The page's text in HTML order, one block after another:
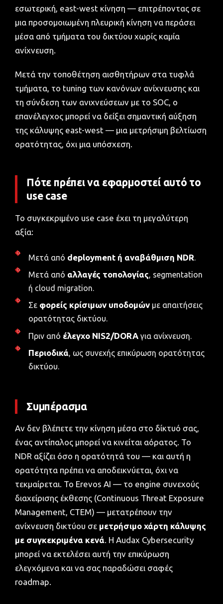
εσωτερική, east-west κίνηση — επιτρέποντας σε
μια προσομοιωμένη πλευρική κίνηση να περάσει
μέσα από τμήματα του δικτύου χωρίς καμία
ανίχνευση.
Μετά την τοποθέτηση αισθητήρων στα τυφλά
τμήματα, το tuning των κανόνων ανίχνευσης και
τη σύνδεση των ανιχνεύσεων με το SOC, ο
επανέλεγχος μπορεί να δείξει σημαντική αύξηση
της κάλυψης east-west — μια μετρήσιμη βελτίωση
ορατότητας, όχι μια υπόσχεση.
Πότε πρέπει να εφαρμοστεί αυτό το
use case
Το συγκεκριμένο use case έχει τη μεγαλύτερη
αξία:
Μετά από deployment ή αναβάθμιση NDR.
Μετά από αλλαγές τοπολογίας, segmentation
ή cloud migration.
Σε φορείς κρίσιμων υποδομών με απαιτήσεις
ορατότητας δικτύου.
Πριν από έλεγχο NIS2/DORA για ανίχνευση.
Περιοδικά, ως συνεχής επικύρωση ορατότητας
δικτύου.
Συμπέρασμα
Αν δεν βλέπετε την κίνηση μέσα στο δίκτυό σας,
ένας αντίπαλος μπορεί να κινείται αόρατος. Το
NDR αξίζει όσο η ορατότητά του — και αυτή η
ορατότητα πρέπει να αποδεικνύεται, όχι να
τεκμαίρεται. Το Erevos AI — το engine συνεχούς
διαχείρισης έκθεσης (Continuous Threat Exposure
Management, CTEM) — μετατρέπουν την
ανίχνευση δικτύου σε μετρήσιμο χάρτη κάλυψης
με συγκεκριμένα κενά. Η Audax Cybersecurity
μπορεί να εκτελέσει αυτή την επικύρωση
ελεγχόμενα και να σας παραδώσει σαφές
roadmap.